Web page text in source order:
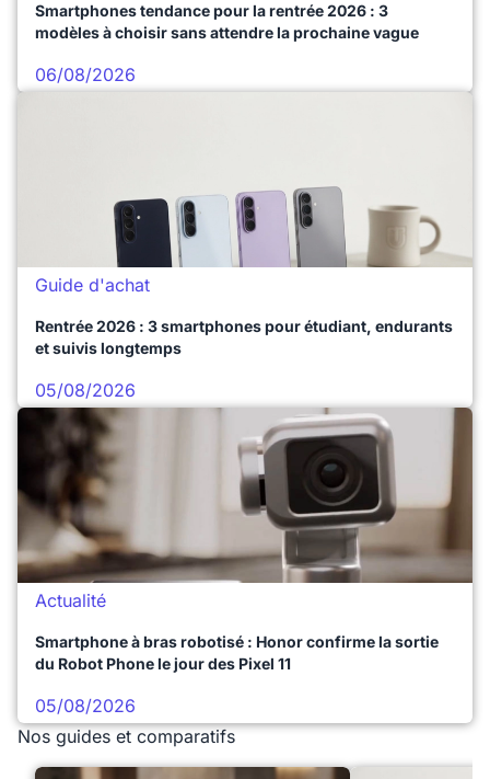
Smartphones tendance pour la rentrée 2026 : 3
modèles à choisir sans attendre la prochaine vague
06/08/2026
Guide d'achat
Rentrée 2026 : 3 smartphones pour étudiant, endurants
et suivis longtemps
05/08/2026
Actualité
Smartphone à bras robotisé : Honor confirme la sortie
du Robot Phone le jour des Pixel 11
05/08/2026
Nos guides et comparatifs